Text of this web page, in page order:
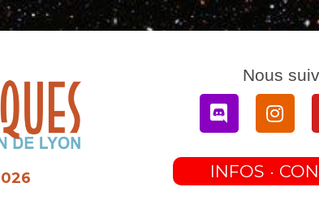
Nous
Discord
INFOS ·